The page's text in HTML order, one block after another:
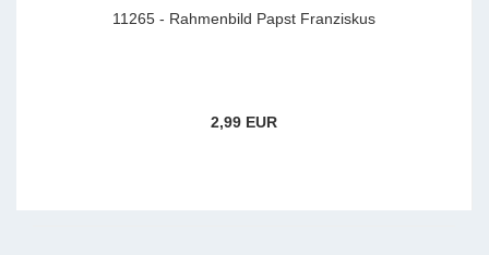
11265 - Rahmenbild Papst Franziskus
2,99 EUR